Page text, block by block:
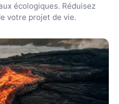
écologiques. Réduisez
votre projet de vie.